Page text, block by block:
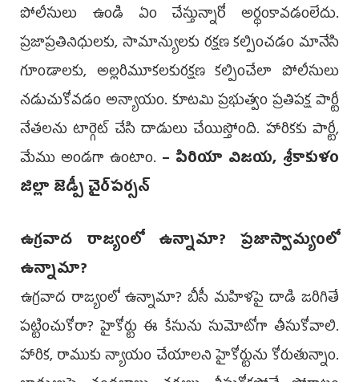
పోలీసులు ఉండి ఏం చేస్తున్నారో అర్థంకావడంలేదు.
ప్రజాప్రతినిధులకు, సామాన్యులకు రక్షణ కల్పించడం మానేసి
గూండాలకు, అల్లరిమూకలకురక్షణ కల్పించేలా పోలీసులు
నడుచుకోవడం అన్యాయం. కూటమి ప్రభుత్వం ప్రతిపక్ష పార్టీ
నేతలను టార్గెట్‌ చేసి దాడులు చేయిస్తోంది. హారికకు పార్టీ,
మేము అండగా ఉంటాం. – పిరియా విజయ, శ్రీకాకుళం
జిల్లా జెడ్పీ చైర్‌పర్సన్‌
ఉగ్రవాద రాజ్యంలో ఉన్నామా? ప్రజాస్వామ్యంలో
ఉన్నామా?
ఉగ్రవాద రాజ్యంలో ఉన్నామా? బీసీ మహిళపై దాడి జరిగితే
పట్టించుకోరా? హైకోర్టు ఈ కేసును సుమోటోగా తీసుకోవాలి.
హారిక, రాముకు న్యాయం చేయాలని హైకోర్టును కోరుతున్నాం.